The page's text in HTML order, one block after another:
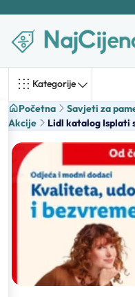
Kategorije
Početna
Savjeti za
Akcije
Lidl katalog Isplati